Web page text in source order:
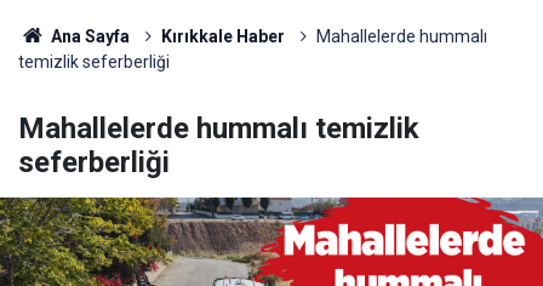
Ana Sayfa Kırıkkale Haber
Mahallelerde hummalı
temizlik seferberliği
Mahallelerde hummalı temizlik
seferberliği